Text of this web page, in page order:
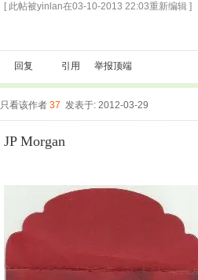
[ 此帖被yinlan在03-10-2013 22:03重新编辑 ]
回复 引用 举报顶端
只看该作者 37 发表于: 2012-03-29
JP Morgan